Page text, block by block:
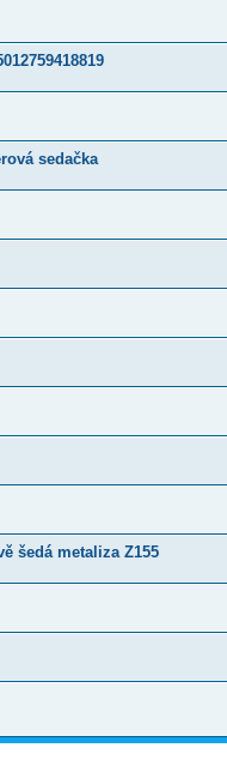
sedačka
šedá metaliza Z155